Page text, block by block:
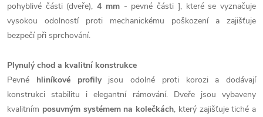
pohyblivé části (dveře),4 mm- pevné části ], které se vyznačuje
vysokou odolností proti mechanickému poškození a zajišťuje
bezpečí při sprchování.
Plynulý chod a kvalitní konstrukce
Pevné hliníkové profilyjsou odolné proti korozi a dodávají
konstrukci stabilitu i elegantní rámování. Dveře jsou vybaveny
kvalitním posuvným systémem na kolečkách, který zajišťuje tiché a